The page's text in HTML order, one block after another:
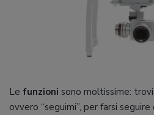
Le funzioni sono moltissime:
ovvero “seguimi”, per farsi